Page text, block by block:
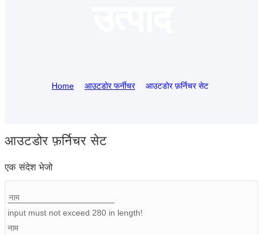
Home आउटडोर फर्नीचर आउटडोर फ़र्निचर सेट
आउटडोर फ़र्निचर सेट
एक संदेश भेजो
input must not exceed 280 in length!
नाम